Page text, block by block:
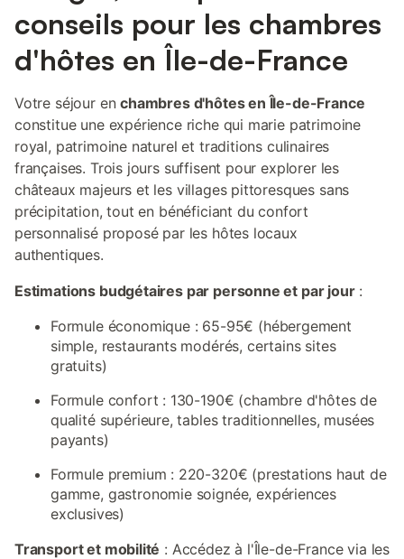
conseils pour les chambres
d'hôtes en Île-de-France
Votre séjour enchambres d'hôtes en Île-de-France
constitue une expérience riche qui marie patrimoine
royal, patrimoine naturel et traditions culinaires
françaises. Trois jours suffisent pour explorer les
châteaux majeurs et les villages pittoresques sans
précipitation, tout en bénéficiant du confort
personnalisé proposé par les hôtes locaux
authentiques.
Estimations budgétaires par personne et par jour:
Formule économique : 65-95€ (hébergement
simple, restaurants modérés, certains sites
gratuits)
Formule confort : 130-190€ (chambre d'hôtes de
qualité supérieure, tables traditionnelles, musées
payants)
Formule premium : 220-320€ (prestations haut de
gamme, gastronomie soignée, expériences
exclusives)
Transport et mobilité : Accédez à l'Île-de-France via les